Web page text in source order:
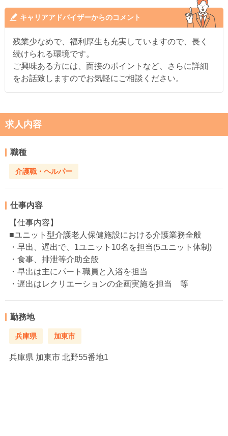
キャリアアドバイザーからのコメント
残業少なめで、福利厚生も充実していますので、長く
続けられる環境です。
ご興味ある方には、面接のポイントなど、さらに詳細
をお話致しますのでお気軽にご相談ください。
求人内容
職種
介護職・ヘルパー
仕事内容
【仕事内容】
■ユニット型介護老人保健施設における介護業務全般
・早出、遅出で、1ユニット10名を担当(5ユニット体制)
・食事、排泄等介助全般
・早出は主にパート職員と入浴を担当
・遅出はレクリエーションの企画実施を担当 等
勤務地
兵庫県 加東市
兵庫県 加東市 北野55番地1